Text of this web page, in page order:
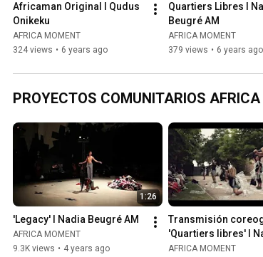
Africaman Original I Qudus
Onikeku
AFRICA MOMENT
324 views • 6 years ago
Quartiers Libres I
Beugré AM
AFRICA MOMENT
379 views • 6 years ago
PROYECTOS COMUNITARIOS
1:26
'Legacy' I Nadia Beugré AM
AFRICA MOMENT
9.3K views • 4 years ago
Transmisión
'Quartiers libres' I
Beugré
AFRICA MOMENT